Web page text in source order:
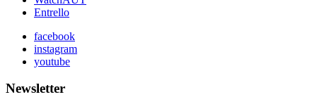
Entrello
facebook
instagram
youtube
Newsletter